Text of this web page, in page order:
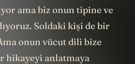
stereotipi. Dünyayı
ama biz onun tipine ve
Soldaki kişi de bir
onun vücut dili bize